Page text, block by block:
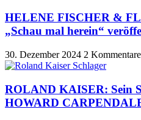
HELENE FISCHER &
„Schau mal herein“
30. Dezember 2024 2 Kommentare
ROLAND KAISER: Sein
HOWARD